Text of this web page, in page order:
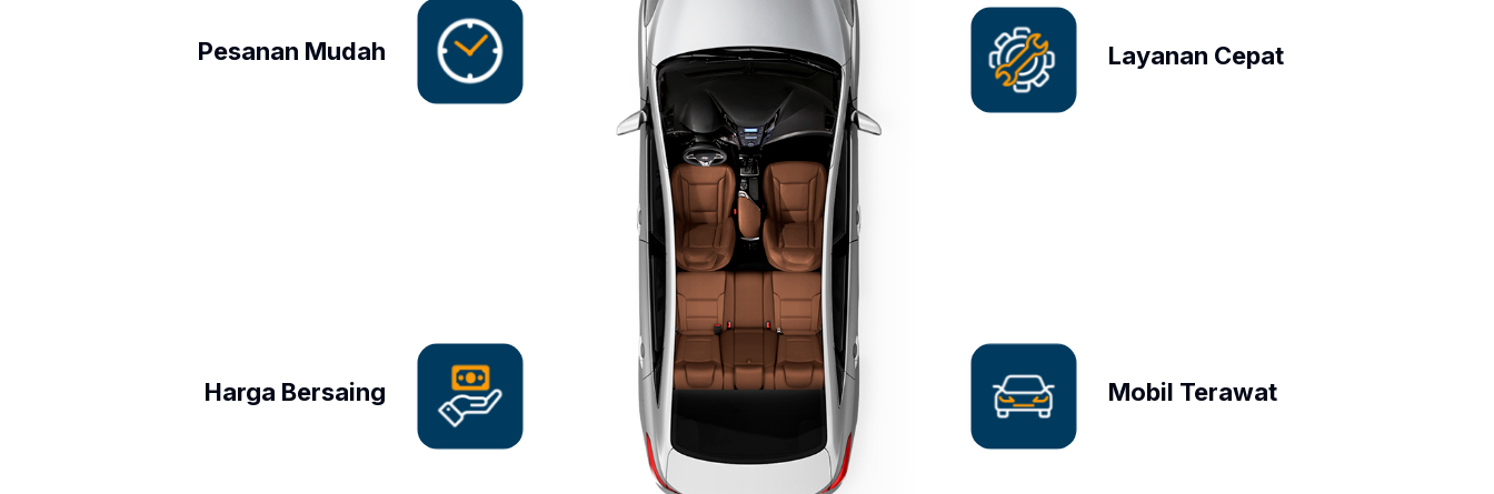
Pesanan Mudah
Harga Bersaing
Layanan Cepat
Mobil Terawat